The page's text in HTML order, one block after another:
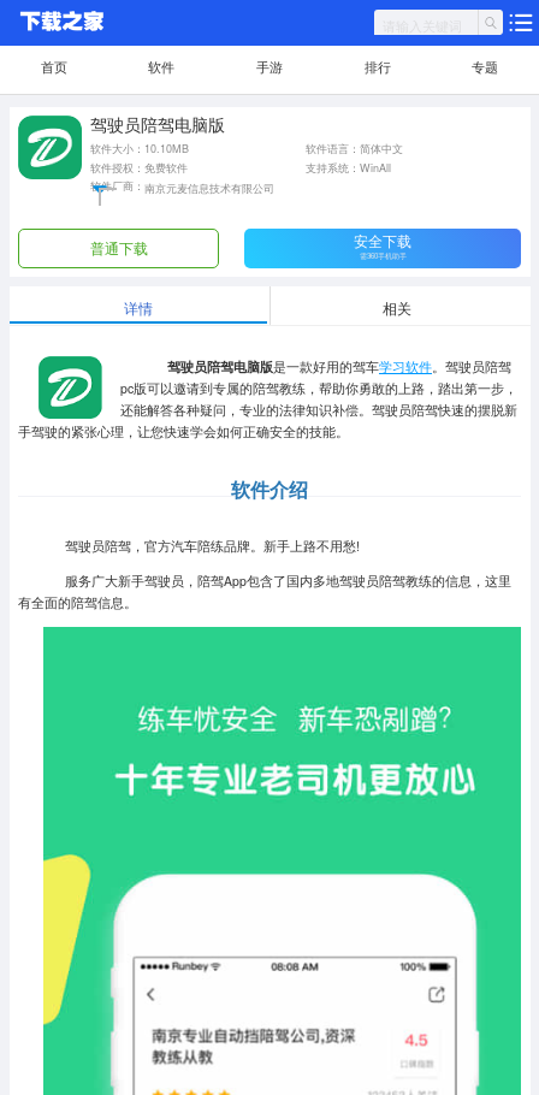
首页 软件 手游 排行 专题
驾驶员陪驾电脑版
软件大小：10.10MB
软件语言：简体中文
软件授权：免费软件
支持系统：WinAll
软件厂商： 南京元麦信息技术有限公司
普通下载 安全下载
需360手机助手
详情 相关
驾驶员陪驾电脑版是一款好用的驾车学习软件 。驾驶员陪驾
pc版可以邀请到专属的陪驾教练，帮助你勇敢的上路，踏出第一步，
还能解答各种疑问，专业的法律知识补偿。驾驶员陪驾快速的摆脱新
手驾驶的紧张心理，让您快速学会如何正确安全的技能。
软件介绍
驾驶员陪驾，官方汽车陪练品牌。新手上路不用愁!
服务广大新手驾驶员，陪驾App包含了国内多地驾驶员陪驾教练的信息，这里
有全面的陪驾信息。